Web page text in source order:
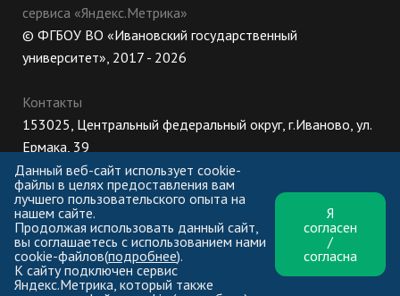
сервиса «Яндекс.Метрика»
© ФГБОУ ВО «Ивановский государственный
университет», 2017 - 2026
Контакты
153025, Центральный федеральный округ, г.Иваново, ул.
Ермака, 39
8 (800) 222-56-86 (Приемная комиссия), +7 (4932) 32-62-
10 (Ректорат)
ПН-ЧТ: 8:30-17:00;
ПТ: 8:30-16:00;
Данный веб-сайт использует cookie-
файлы в целях предоставления вам
лучшего пользовательского опыта на
нашем сайте.
Продолжая использовать данный сайт,
вы соглашаетесь с использованием нами
cookie-файлов(подробнее).
К сайту подключен сервис
Яндекс.Метрика, который также
Я
согласен
/
согласна